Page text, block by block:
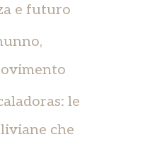
e futuro
le
che